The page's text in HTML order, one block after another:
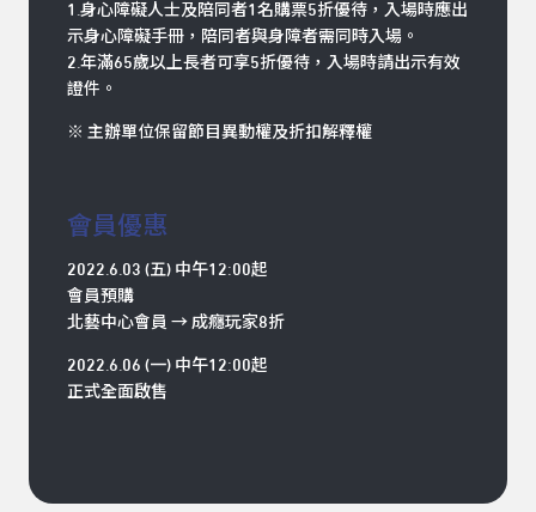
1.身心障礙人士及陪同者1名購票5折優待，入場時應出
示身心障礙手冊，陪同者與身障者需同時入場。
2.年滿65歲以上長者可享5折優待，入場時請出示有效
證件。
※ 主辦單位保留節目異動權及折扣解釋權
會員優惠
2022.6.03 (五) 中午12:00起
會員預購
北藝中心會員 → 成癮玩家8折
2022.6.06 (一) 中午12:00起
正式全面啟售